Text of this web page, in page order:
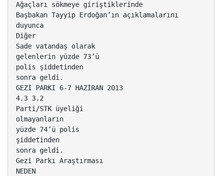
Ağaçları sökmeye giriştiklerinde
Başbakan Tayyip Erdoğan’ın açıklamalarını
duyunca
Diğer
Sade vatandaş olarak
gelenlerin yüzde 73’ü
polis şiddetinden
sonra geldi.
GEZİ PARKI 6-7 HAZİRAN 2013
4.3 3.2
Parti/STK üyeliği
olmayanların
yüzde 74’ü polis
şiddetinden
sonra geldi.
Gezi Parkı Araştırması
NEDEN